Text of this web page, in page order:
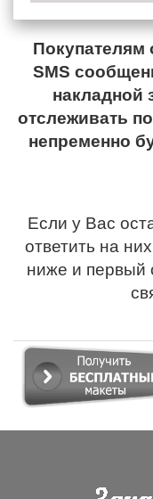
Покупателям
SMS
накладной
отслеживать
непременно
Если у Вас
ответить на
ниже и первый